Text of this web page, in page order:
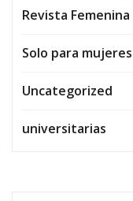
Revista Femenina
Solo para mujeres
Uncategorized
universitarias